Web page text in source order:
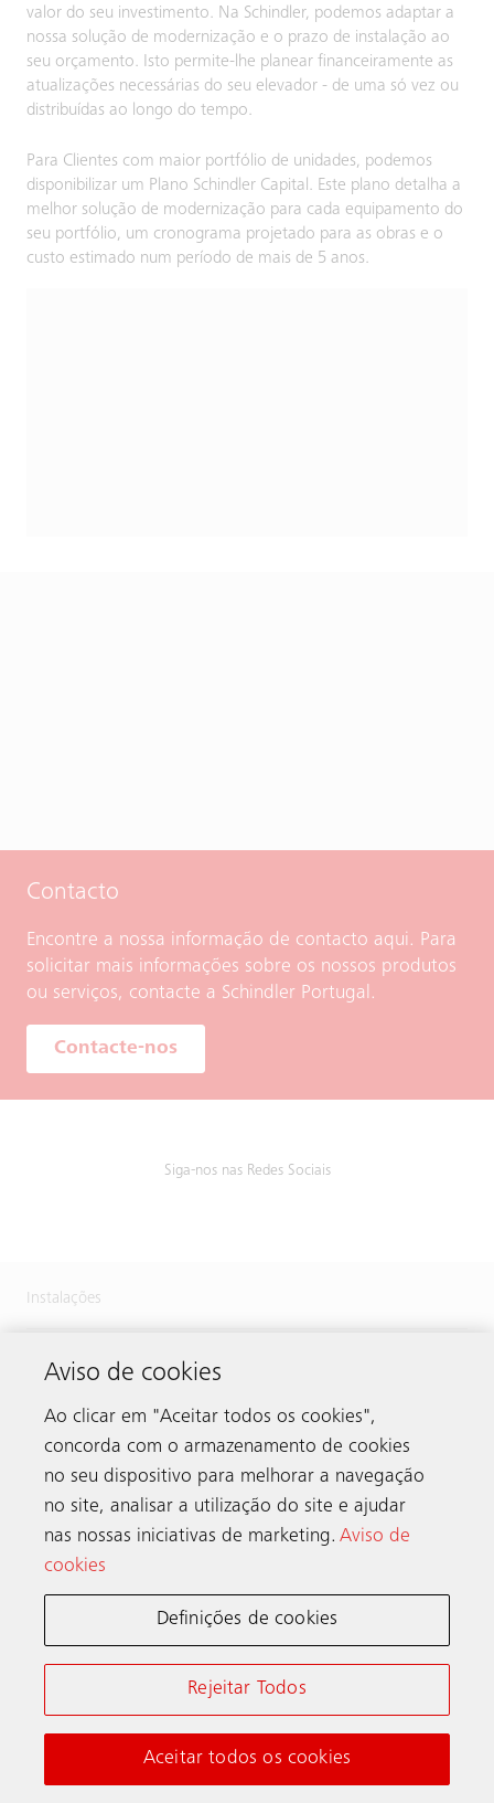
valor do seu investimento. Na Schindler, podemos adaptar a
nossa solução de modernização e o prazo de instalação ao
seu orçamento. Isto permite-lhe planear financeiramente as
atualizações necessárias do seu elevador - de uma só vez ou
distribuídas ao longo do tempo.
Para Clientes com maior portfólio de unidades, podemos
disponibilizar um Plano Schindler Capital. Este plano detalha a
melhor solução de modernização para cada equipamento do
seu portfólio, um cronograma projetado para as obras e o
custo estimado num período de mais de 5 anos.
Contacto
Encontre a nossa informação de contacto aqui. Para
solicitar mais informações sobre os nossos produtos
ou serviços, contacte a Schindler Portugal.
Contacte-nos
Siga-nos nas Redes Sociais
Instalações
Media
Ferramentas online
Sobre nós
Grupo Schindler
Schindler – Ascensores e Escadas Rolantes, S.A.
Sede
Avenida José Gomes Ferreira, nº 15 – 1º
Miraflores
Aviso de cookies
Ao clicar em "Aceitar todos os cookies",
concorda com o armazenamento de cookies
no seu dispositivo para melhorar a navegação
no site, analisar a utilização do site e ajudar
nas nossas iniciativas de marketing. Aviso de
cookies
Definições de cookies
Rejeitar Todos
Aceitar todos os cookies